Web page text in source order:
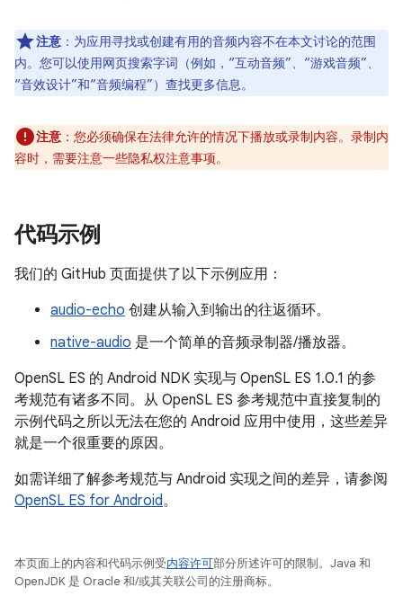
注意 ：为应用寻找或创建有用的音频内容不在本文讨论的范围
内。您可以使用网页搜索字词（例如，“互动音频”、“游戏音频”、
“音效设计”和“音频编程”）查找更多信息。
注意 ：您必须确保在法律允许的情况下播放或录制内容。录制内
容时，需要注意一些隐私权注意事项。
代码示例
我们的 GitHub 页面提供了以下示例应用：
audio-echo 创建从输入到输出的往返循环。
native-audio 是一个简单的音频录制器/播放器。
OpenSL ES 的 Android NDK 实现与 OpenSL ES 1.0.1 的参
考规范有诸多不同。从 OpenSL ES 参考规范中直接复制的
示例代码之所以无法在您的 Android 应用中使用，这些差异
就是一个很重要的原因。
如需详细了解参考规范与 Android 实现之间的差异，请参阅
OpenSL ES for Android。
本页面上的内容和代码示例受内容许可部分所述许可的限制。Java 和
OpenJDK 是 Oracle 和/或其关联公司的注册商标。